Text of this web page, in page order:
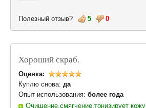
Полезный отзыв? 5 0
Хороший скраб.
Оценка:
Куплю снова: да
Опыт использования: более года
Очищение,смягчение,тонизирует кожу